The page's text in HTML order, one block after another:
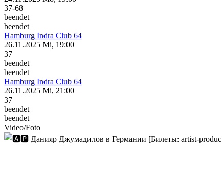
37-68
beendet
beendet
Hamburg Indra Club 64
26.11.2025 Mi, 19:00
37
beendet
beendet
Hamburg Indra Club 64
26.11.2025 Mi, 21:00
37
beendet
beendet
Video/Foto